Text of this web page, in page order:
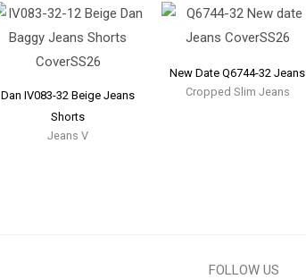
Dan IV083-32 Beige Jeans
Shorts
Jeans V
New Date Q6744-32 Jeans
Cropped Slim Jeans
FOLLOW US